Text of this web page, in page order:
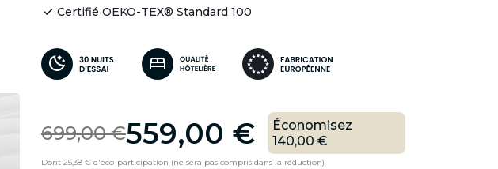
Certifié OEKO-TEX® Standard 100
699,00 €559,00 €
Économisez
140,00 €
Dont 25,38 € d'éco-participation (ne sera pas compris dans la réduction)